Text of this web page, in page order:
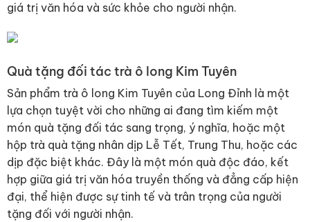
giá trị văn hóa và sức khỏe cho người nhận.
Quà tặng đối tác trà ô long Kim Tuyên
Sản phẩm trà ô long Kim Tuyên của Long Đỉnh là một
lựa chọn tuyệt vời cho những ai đang tìm kiếm một
món quà tặng đối tác sang trọng, ý nghĩa, hoặc một
hộp trà quà tặng nhân dịp Lễ Tết, Trung Thu, hoặc các
dịp đặc biệt khác. Đây là một món quà độc đáo, kết
hợp giữa giá trị văn hóa truyền thống và đẳng cấp hiện
đại, thể hiện được sự tinh tế và trân trọng của người
tặng đối với người nhận.